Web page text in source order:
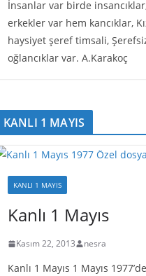
İnsanlar var birde
erkekler var hem kancıklar,
haysiyet şeref timsali,
oğlancıklar var. A.Karakoç
KANLI 1 MAYIS
KANLI 1 MAYIS
Kanlı 1 Mayıs
Kasım 22, 2013 nesra
Kanlı 1 Mayıs 1 Mayıs